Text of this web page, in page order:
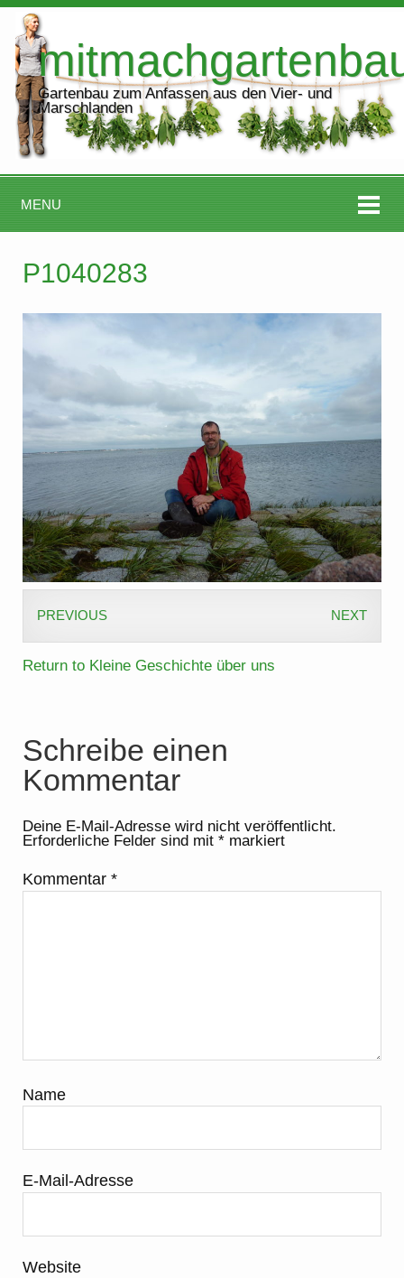
Gartenbau zum Anfassen aus den Vier- und
Marschlanden
MENU
P1040283
PREVIOUS NEXT
Return to Kleine Geschichte über uns
Schreibe einen
Kommentar
Deine E-Mail-Adresse wird nicht veröffentlicht.
Erforderliche Felder sind mit* markiert
Kommentar*
Name
E-Mail-Adresse
Website